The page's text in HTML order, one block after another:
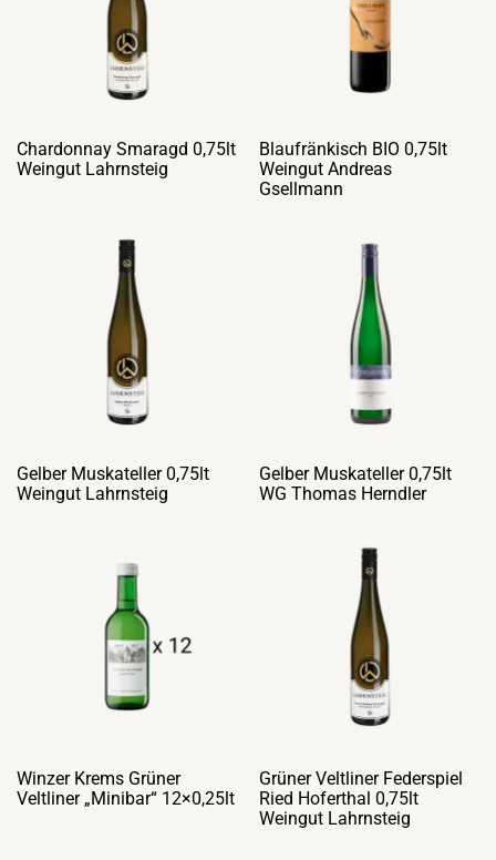
Chardonnay Smaragd 0,75lt
Weingut Lahrnsteig
Blaufränkisch BIO 0,75lt
Weingut Andreas
Gsellmann
Gelber Muskateller 0,75lt
Weingut Lahrnsteig
Gelber Muskateller 0,75lt
WG Thomas Herndler
Winzer Krems Grüner
Veltliner „Minibar“ 12×0,25lt
Grüner Veltliner Federspiel
Ried Hoferthal 0,75lt
Weingut Lahrnsteig